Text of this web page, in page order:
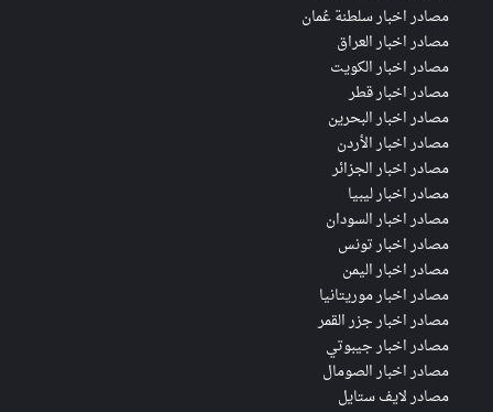
مصادر اخبار سلطنة عُمان
مصادر اخبار العراق
مصادر اخبار الكويت
مصادر اخبار قطر
مصادر اخبار البحرين
مصادر اخبار الأردن
مصادر اخبار الجزائر
مصادر اخبار ليبيا
مصادر اخبار السودان
مصادر اخبار تونس
مصادر اخبار اليمن
مصادر اخبار موريتانيا
مصادر اخبار جزر القمر
مصادر اخبار جيبوتي
مصادر اخبار الصومال
مصادر لايف ستايل